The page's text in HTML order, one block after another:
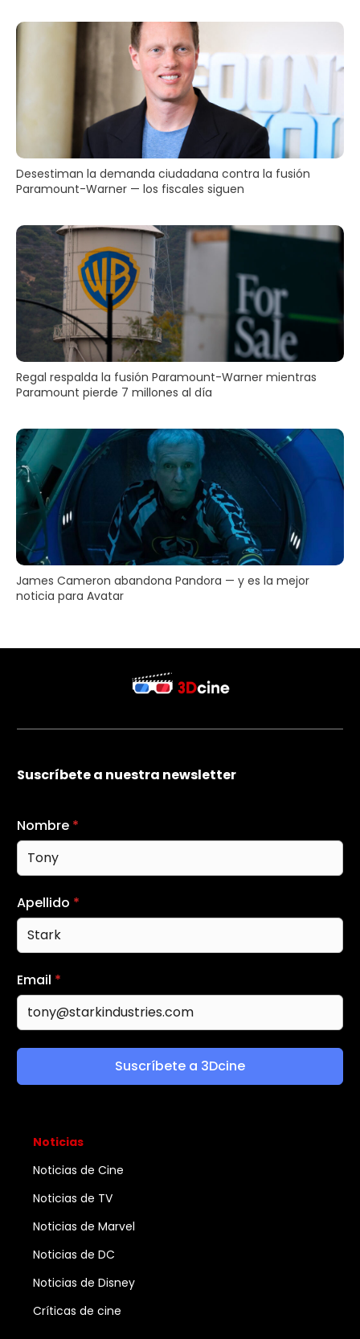
Desestiman la demanda ciudadana contra la fusión
Paramount-Warner — los fiscales siguen
Regal respalda la fusión Paramount-Warner mientras
Paramount pierde 7 millones al día
James Cameron abandona Pandora — y es la mejor
noticia para Avatar
Suscríbete a nuestra newsletter
Nombre *
Apellido *
Email *
Suscríbete a 3Dcine
Noticias
Noticias de Cine
Noticias de TV
Noticias de Marvel
Noticias de DC
Noticias de Disney
Críticas de cine